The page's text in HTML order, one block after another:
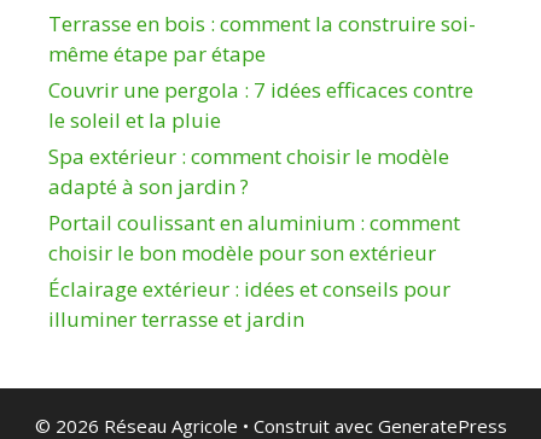
Terrasse en bois : comment la construire soi-
même étape par étape
Couvrir une pergola : 7 idées efficaces contre
le soleil et la pluie
Spa extérieur : comment choisir le modèle
adapté à son jardin ?
Portail coulissant en aluminium : comment
choisir le bon modèle pour son extérieur
Éclairage extérieur : idées et conseils pour
illuminer terrasse et jardin
© 2026 Réseau Agricole • Construit avec GeneratePress